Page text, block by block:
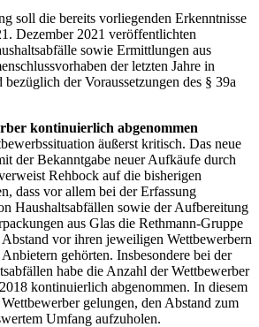
soll die bereits vorliegenden Erkenntnisse
Dezember 2021 veröffentlichten
sowie Ermittlungen aus
der letzten Jahre in
der Voraussetzungen des § 39a
kontinuierlich abgenommen
äußerst kritisch. Das neue
der Bekanntgabe neuer Aufkäufe durch
Rehbock auf die bisherigen
dass vor allem bei der Erfassung
Haushaltsabfällen sowie der Aufbereitung
aus Glas die Rethmann-Gruppe
vor ihren jeweiligen Wettbewerbern
gehörten. Insbesondere bei der
habe die Anzahl der Wettbewerber
kontinuierlich abgenommen. In diesem
gelungen, den Abstand zum
Umfang aufzuholen.